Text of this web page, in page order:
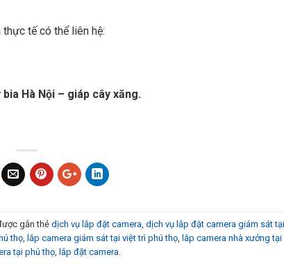
tế có thể liên hệ:
Hà Nội – giáp cây xăng.
gắn thẻdịch vụ lắp đặt camera dịch vụ lắp đặt camera giám sát
thọ ,lắp camera giám sát tại việt trì phú thọ ,lắp camera nhà xưởng tại
tại phú thọ ,lắp đặt camera